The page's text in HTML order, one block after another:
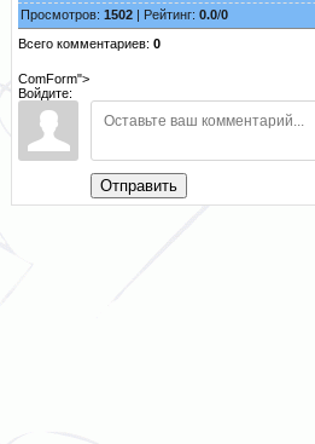
Просмотров: 1502 | Рейтинг: 0.0/0
Всего комментариев: 0
ComForm">
Войдите:
Отправить